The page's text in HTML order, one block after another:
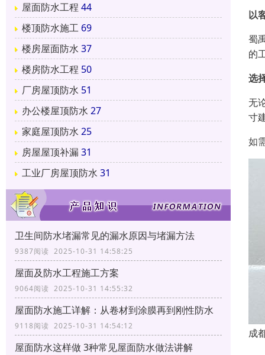
屋面防水工程 44
楼顶防水施工 69
楼房屋面防水 37
楼房防水工程 50
厂房屋顶防水 51
办公楼屋顶防水 27
家庭屋顶防水 25
房屋屋顶补漏31
工业厂房屋顶防水 31
卫生间防水堵漏常见的漏水原因与堵漏方法
9387阅读 2025-10-31 14:58:25
屋面及防水工程施工方案
9064阅读 2025-10-31 14:55:32
屋面防水施工详解：从卷材到涂膜再到刚性防水
9118阅读 2025-10-31 14:54:12
屋面防水这样做 3种常见屋面防水做法讲解
以
蜀
的
选
无
寸
如
成